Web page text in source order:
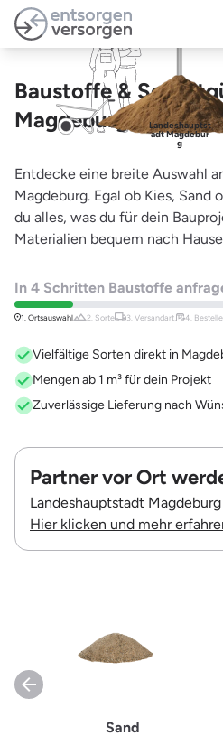
Zum Hauptinhalt springen
Baustoffe &
Magdeburg – Landeshauptst
adt Magdebur
g
Entdecke eine breite Auswahl
Magdeburg. Egal ob Kies,
du alles, was du für dein
Materialien bequem nach
In 4 Schritten Baustoffe
1. Ortsauswahl 2. Sorte 3. Versandart, 4.
Vielfältige Sorten direkt in
Mengen ab 1 m³ für dein Projekt
Zuverlässige Lieferung nach
Partner vor Ort
Landeshauptstadt
Hier klicken und mehr
Sand